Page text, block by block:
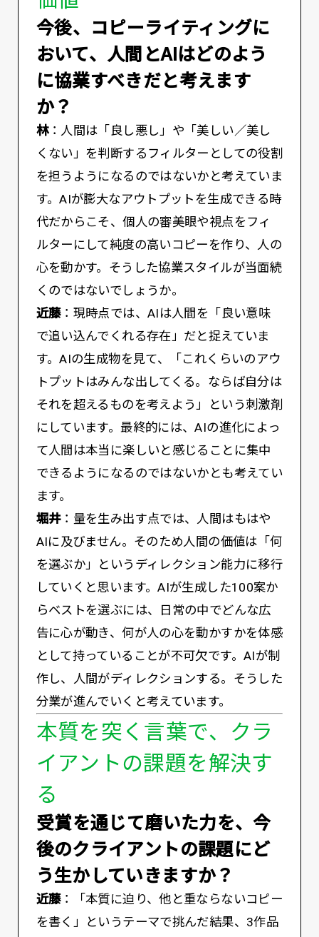
――今後、コピーライティングに
おいて、人間とAIはどのよう
に協業すべきだと考えます
か？
林：人間は「良し悪し」や「美しい／美し
くない」を判断するフィルターとしての役割
を担うようになるのではないかと考えていま
す。AIが膨大なアウトプットを生成できる時
代だからこそ、個人の審美眼や視点をフィ
ルターにして純度の高いコピーを作り、人の
心を動かす。そうした協業スタイルが当面続
くのではないでしょうか。
近藤：現時点では、AIは人間を「良い意味
で追い込んでくれる存在」だと捉えていま
す。AIの生成物を見て、「これくらいのアウ
トプットはみんな出してくる。ならば自分は
それを超えるものを考えよう」という刺激剤
にしています。最終的には、AIの進化によっ
て人間は本当に楽しいと感じることに集中
できるようになるのではないかとも考えてい
ます。
堀井：量を生み出す点では、人間はもはや
AIに及びません。そのため人間の価値は「何
を選ぶか」というディレクション能力に移行
していくと思います。AIが生成した100案か
らベストを選ぶには、日常の中でどんな広
告に心が動き、何が人の心を動かすかを体感
として持っていることが不可欠です。AIが制
作し、人間がディレクションする。そうした
分業が進んでいくと考えています。
本質を突く言葉で、クラ
イアントの課題を解決す
る
――受賞を通じて磨いた力を、今
後のクライアントの課題にど
う生かしていきますか？
近藤：「本質に迫り、他と重ならないコピー
を書く」というテーマで挑んだ結果、3作品